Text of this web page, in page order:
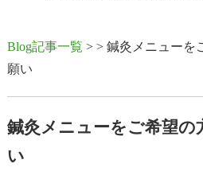
Blog記事一覧 > > 鍼灸メニューを
願い
鍼灸メニューをご希望の
い